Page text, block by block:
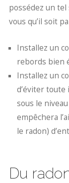
possédez un tel
vous qu’il soit
Installez un
rebords bien
Installez un
d’éviter toute
sous le
empêchera
le radon)
Du